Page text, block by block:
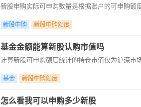
新股申购实际可申购数量是根据账户的可申购额
新股申购 新股申购额度
基金金额能算新股认购市值吗
计算新股可申购额度统计的持仓市值仅为沪深市
基金 新股申购额度
怎么看我可以申购多少新股